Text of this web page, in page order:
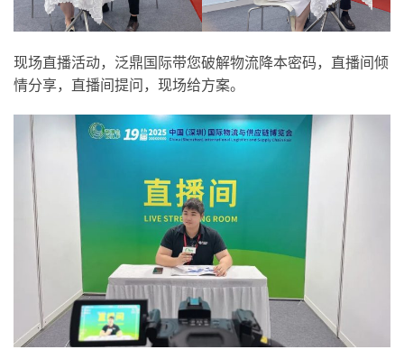
现场直播活动，泛鼎国际带您破解物流降本密码，直播间倾
情分享，直播间提问，现场给方案。